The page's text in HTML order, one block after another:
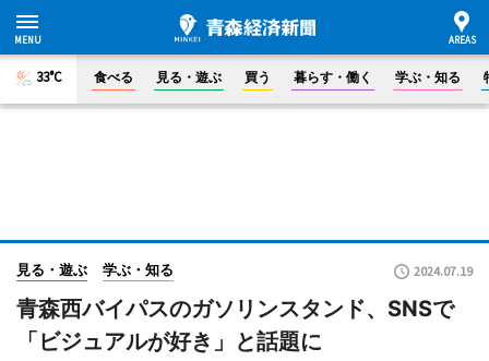
33°C 食べる 見る・遊ぶ 買う 暮らす・働く 学ぶ・知る
見る・遊ぶ 学ぶ・知る 2024.07.19
青森西バイパスのガソリンスタンド、SNSで
「ビジュアルが好き」と話題に